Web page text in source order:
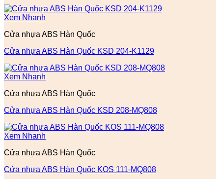
Xem Nhanh
Cửa nhựa ABS Hàn Quốc
Cửa nhựa ABS Hàn Quốc KSD 204-K1129
Xem Nhanh
Cửa nhựa ABS Hàn Quốc
Cửa nhựa ABS Hàn Quốc KSD 208-MQ808
Xem Nhanh
Cửa nhựa ABS Hàn Quốc
Cửa nhựa ABS Hàn Quốc KOS 111-MQ808